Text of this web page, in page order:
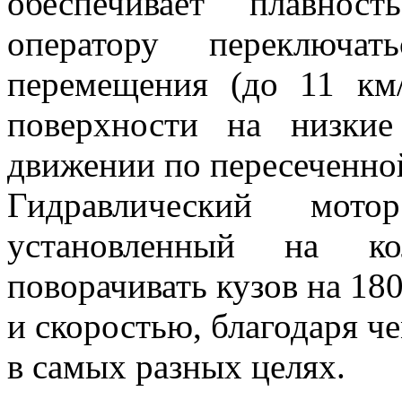
оператору
перемещения (до 11
поверхности на
движении по
Гидравлический
установленный на
поворачивать кузов на
и скоростью, благодаря
в самых разных целях.